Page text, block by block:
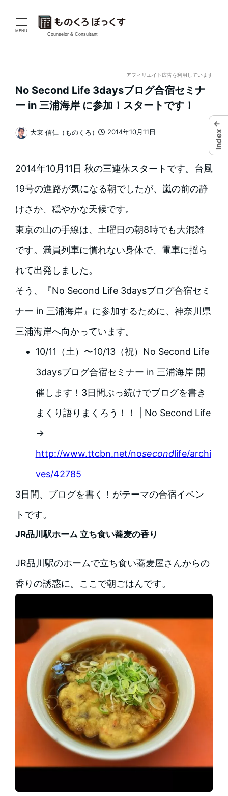
MENU
Counselor & Consultant
アフィリエイト広告を利用しています
No Second Life 3daysブログ合宿セミナ
ー in 三浦海岸 に参加！スタートです！
2014年10月11日
著
大東 信仁（ものくろ）
2014年10月11日 秋の三連休スタートです。台風
19号の進路が気になる朝でしたが、嵐の前の静
けさか、穏やかな天候です。
東京の山の手線は、土曜日の朝8時でも大混雑
です。満員列車に慣れない身体で、電車に揺ら
れて出発しました。
そう、『No Second Life 3daysブログ合宿セミ
ナー in 三浦海岸』に参加するために、神奈川県
三浦海岸へ向かっています。
10/11（土）〜10/13（祝）No Second Life
3daysブログ合宿セミナー in 三浦海岸 開
催します！3日間ぶっ続けでブログを書き
まくり語りまくろう！！ | No Second Life
→
http://www.ttcbn.net/nosecondlife/archi
ves/42785
3日間、ブログを書く！がテーマの合宿イベン
トです。
JR品川駅ホーム 立ち食い蕎麦の香り
JR品川駅のホームで立ち食い蕎麦屋さんからの
香りの誘惑に。ここで朝ごはんです。
←
Index